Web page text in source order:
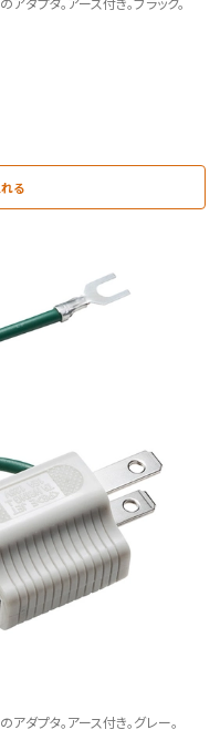
る
ダプタ。アース付き。グレー。